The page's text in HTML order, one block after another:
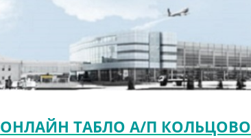
ОНЛАЙН ТАБЛО А/П КОЛЬЦОВО